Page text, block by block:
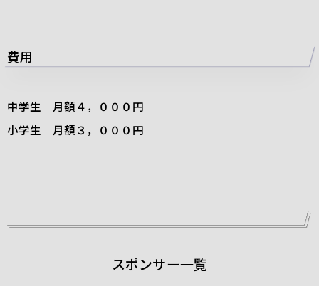
費用
中学生 月額４，０００円
小学生 月額３，０００円
スポンサー一覧